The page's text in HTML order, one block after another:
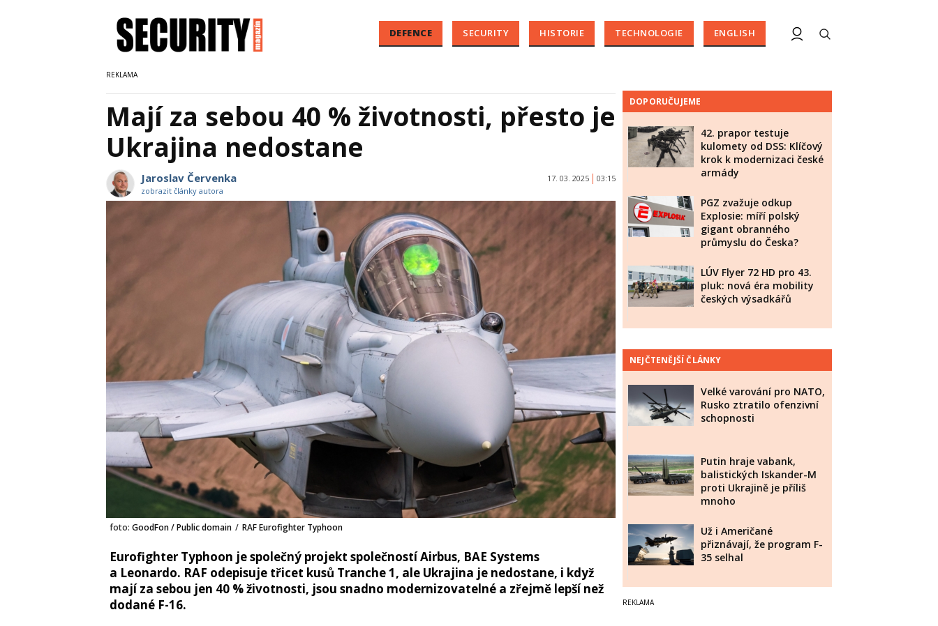
DEFENCE SECURITY HISTORIE TECHNOLOGIE ENGLISH
Mají za sebou 40 % životnosti, přesto je
Ukrajina nedostane
Jaroslav Červenka
zobrazit články autora
17. 03. 2025 03:15
foto: GoodFon / Public domain / RAF Eurofighter Typhoon
Eurofighter Typhoon je společný projekt společností Airbus, BAE Systems
a Leonardo. RAF odepisuje třicet kusů Tranche 1, ale Ukrajina je nedostane, i když
mají za sebou jen 40 % životnosti, jsou snadno modernizovatelné a zřejmě lepší než
dodané F-16.
DOPORUČUJEME
42. prapor testuje
kulomety od DSS: Klíčový
krok k modernizaci české
armády
PGZ zvažuje odkup
Explosie: míří polský
gigant obranného
průmyslu do Česka?
LÚV Flyer 72 HD pro 43.
pluk: nová éra mobility
českých výsadkářů
NEJČTENĚJŠÍ ČLÁNKY
Velké varování pro NATO,
Rusko ztratilo ofenzivní
schopnosti
Putin hraje vabank,
balistických Iskander-M
proti Ukrajině je příliš
mnoho
Už i Američané
přiznávají, že program F-
35 selhal